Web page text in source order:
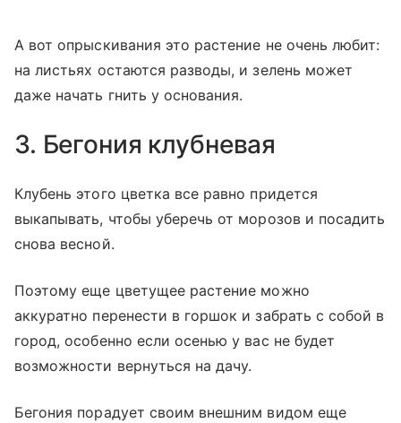
А вот опрыскивания это растение не очень любит:
на листьях остаются разводы, и зелень может
даже начать гнить у основания.
3. Бегония клубневая
Клубень этого цветка все равно придется
выкапывать, чтобы уберечь от морозов и посадить
снова весной.
Поэтому еще цветущее растение можно
аккуратно перенести в горшок и забрать с собой в
город, особенно если осенью у вас не будет
возможности вернуться на дачу.
Бегония порадует своим внешним видом еще